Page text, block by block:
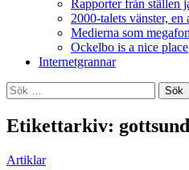
Rapporter från ställen
2000-talets vänster,
Medierna som
Ockelbo is a nice place
Internetgrannar
Sök
efter:
Etikettarkiv:
Artiklar